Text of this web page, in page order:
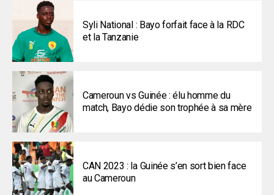
Syli National : Bayo forfait face à la RDC
et la Tanzanie
Cameroun vs Guinée : élu homme du
match, Bayo dédie son trophée à sa mère
CAN 2023 : la Guinée s’en sort bien face
au Cameroun